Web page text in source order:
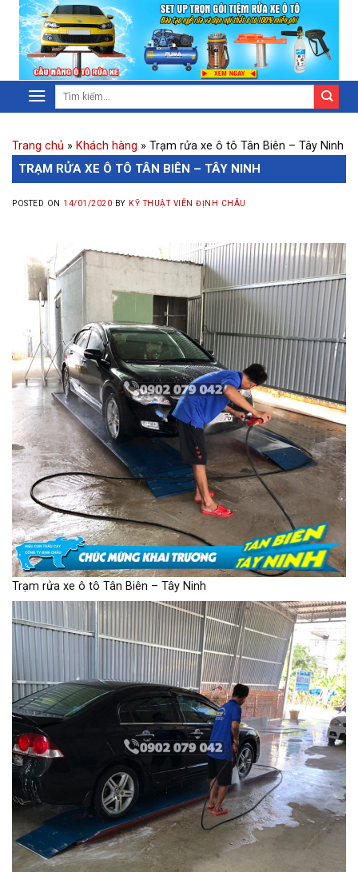
Trang chủ » Khách hàng » Trạm rửa xe ô tô Tân Biên – Tây Ninh
TRẠM RỬA XE Ô TÔ TÂN BIÊN – TÂY NINH
POSTED ON 14/01/2020 BY KỸ THUẬT VIÊN ĐỊNH CHÂU
Trạm rửa xe ô tô Tân Biên – Tây Ninh